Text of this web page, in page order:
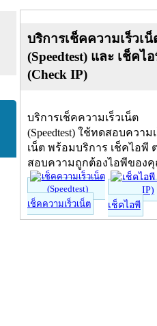
บริการเช็คความเร็วเน็
(Speedtest) และ เช็คไ
(Check IP)
บริการเช็คความเร็วเน็ต
(Speedtest) ใช้ทดสอบความ
เน็ต พร้อมบริการ เช็คไอพี
สอบความถูกต้องไอพีของ
เช็คความเร็วเน็ต เช็คไอพี